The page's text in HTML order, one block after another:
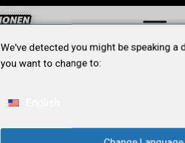
We've detected you might be speaking a
you want to change to: